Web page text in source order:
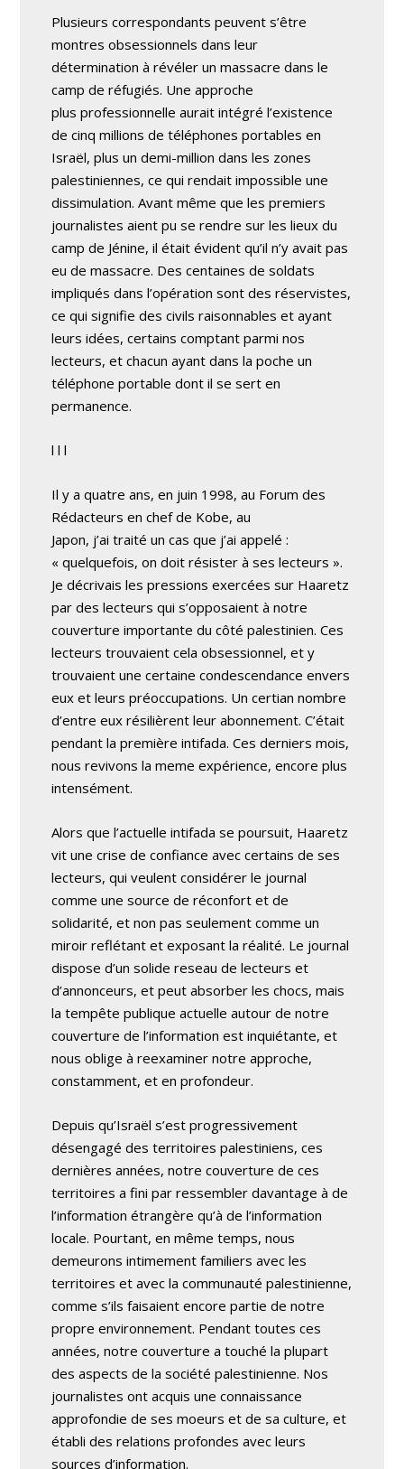
Plusieurs correspondants peuvent s’être
montres obsessionnels dans leur
détermination à révéler un massacre dans le
camp de réfugiés. Une approche
plus professionnelle aurait intégré l’existence
de cinq millions de téléphones portables en
Israël, plus un demi-million dans les zones
palestiniennes, ce qui rendait impossible une
dissimulation. Avant même que les premiers
journalistes aient pu se rendre sur les lieux du
camp de Jénine, il était évident qu’il n’y avait pas
eu de massacre. Des centaines de soldats
impliqués dans l’opération sont des réservistes,
ce qui signifie des civils raisonnables et ayant
leurs idées, certains comptant parmi nos
lecteurs, et chacun ayant dans la poche un
téléphone portable dont il se sert en
permanence.
l l l
Il y a quatre ans, en juin 1998, au Forum des
Rédacteurs en chef de Kobe, au
Japon, j’ai traité un cas que j’ai appelé :
« quelquefois, on doit résister à ses lecteurs ».
Je décrivais les pressions exercées sur Haaretz
par des lecteurs qui s’opposaient à notre
couverture importante du côté palestinien. Ces
lecteurs trouvaient cela obsessionnel, et y
trouvaient une certaine condescendance envers
eux et leurs préoccupations. Un certian nombre
d’entre eux résilièrent leur abonnement. C’était
pendant la première intifada. Ces derniers mois,
nous revivons la meme expérience, encore plus
intensément.
Alors que l’actuelle intifada se poursuit, Haaretz
vit une crise de confiance avec certains de ses
lecteurs, qui veulent considérer le journal
comme une source de réconfort et de
solidarité, et non pas seulement comme un
miroir reflétant et exposant la réalité. Le journal
dispose d’un solide reseau de lecteurs et
d’annonceurs, et peut absorber les chocs, mais
la tempête publique actuelle autour de notre
couverture de l’information est inquiétante, et
nous oblige à reexaminer notre approche,
constamment, et en profondeur.
Depuis qu’Israël s’est progressivement
désengagé des territoires palestiniens, ces
dernières années, notre couverture de ces
territoires a fini par ressembler davantage à de
l’information étrangère qu’à de l’information
locale. Pourtant, en même temps, nous
demeurons intimement familiers avec les
territoires et avec la communauté palestinienne,
comme s’ils faisaient encore partie de notre
propre environnement. Pendant toutes ces
années, notre couverture a touché la plupart
des aspects de la société palestinienne. Nos
journalistes ont acquis une connaissance
approfondie de ses moeurs et de sa culture, et
établi des relations profondes avec leurs
sources d’information.